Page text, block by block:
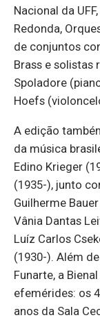
Nacional da
Redonda,
de conjuntos
Brass e solistas
Spoladore
Hoefs
A edição
da música
Edino Krieger
(1935-), junto
Guilherme
Vânia Dantas
Luíz Carlos
(1930-). Além
Funarte, a
efemérides: os
anos da Sala